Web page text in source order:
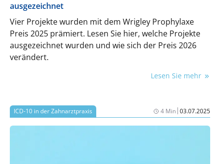
ausgezeichnet
Vier Projekte wurden mit dem Wrigley Prophylaxe
Preis 2025 prämiert. Lesen Sie hier, welche Projekte
ausgezeichnet wurden und wie sich der Preis 2026
verändert.
Lesen Sie mehr
ICD-10 in der Zahnarztpraxis 4 Min|03.07.2025